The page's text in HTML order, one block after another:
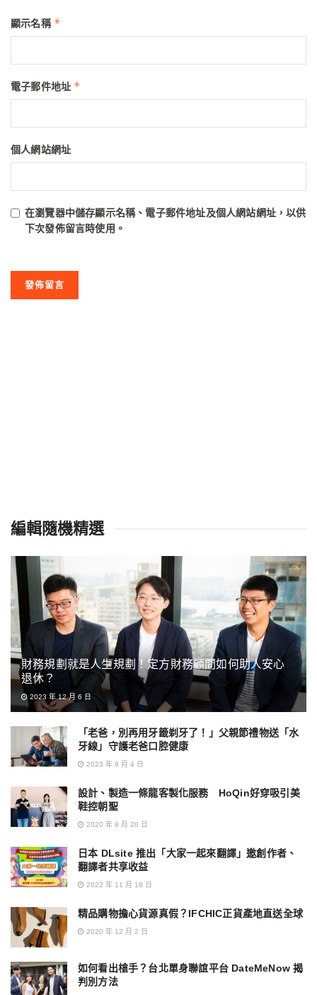
顯示名稱 *
電子郵件地址 *
個人網站網址
在瀏覽器中儲存顯示名稱、電子郵件地址及個人網站網址，以供
下次發佈留言時使用。
編輯隨機精選
財務規劃就是人生規劃！定方財務顧問如何助人安心
退休？
2023 年 12 月 6 日
「老爸，別再用牙籤剃牙了！」父親節禮物送「水
牙線」守護老爸口腔健康
2023 年 8 月 4 日
設計、製造一條龍客製化服務 HoQin好穿吸引美
鞋控朝聖
2020 年 8 月 20 日
日本 DLsite 推出「大家一起來翻譯」邀創作者、
翻譯者共享收益
2022 年 11 月 18 日
精品購物擔心貨源真假？IFCHIC正貨產地直送全球
2020 年 12 月 2 日
如何看出槍手？台北單身聯誼平台 DateMeNow 揭
判別方法